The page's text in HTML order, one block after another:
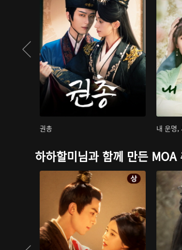
권총 내 운명,
하하할미님과 함께 만든 MOA